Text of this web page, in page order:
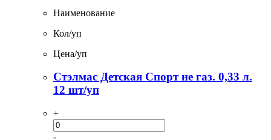
Наименование
Кол/уп
Цена/уп
Стэлмас Детская Спорт не газ. 0,33 л.
12 шт/уп
+
-